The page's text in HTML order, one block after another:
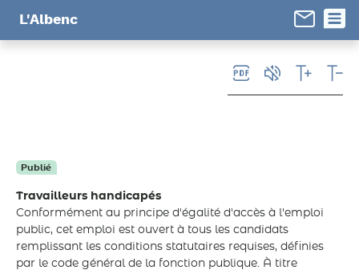
L'Albenc
Publié
Travailleurs handicapés
Conformément au principe d'égalité d'accès à l'emploi
public, cet emploi est ouvert à tous les candidats
remplissant les conditions statutaires requises, définies
par le code général de la fonction publique. À titre